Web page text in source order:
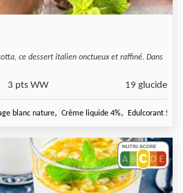
ce dessert italien onctueux et raffiné. Dans
3 pts WW 19 glucide
blanc nature, Crème liquide 4%, Edulcorant